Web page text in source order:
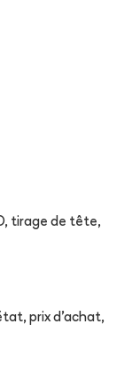
tirage de tête,
prix d'achat,